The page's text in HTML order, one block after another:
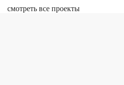
смотреть все проекты